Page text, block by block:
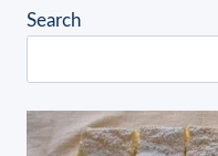
Search